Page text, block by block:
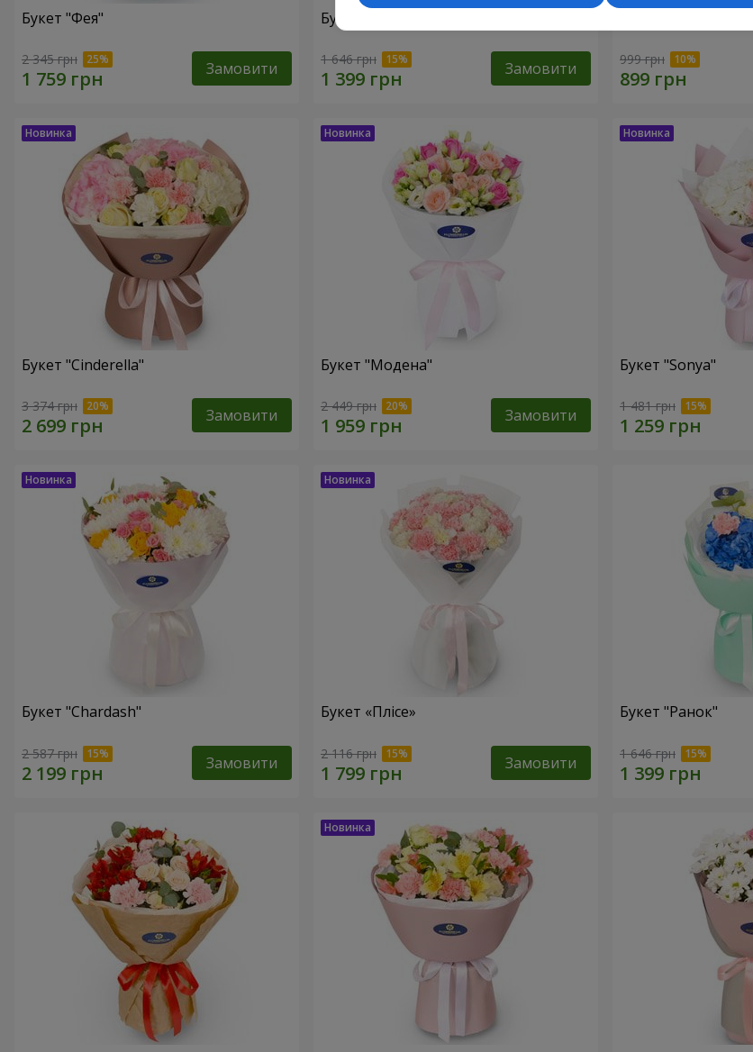
Букет "Фея"
2 345 грн Замовити
Букет "Юрмола" з 9 хризантем
1 646 грн Замовити 999 грн
Букет "Cinderella"
3 374 грн Замовити
Букет "Модена"
2 449 грн Замовити
Букет "Sonya"
1 481 грн
Букет "Chardash"
2 587 грн Замовити
Букет «Плісе»
2 116 грн Замовити
Букет "Ранок"
1 646 грн